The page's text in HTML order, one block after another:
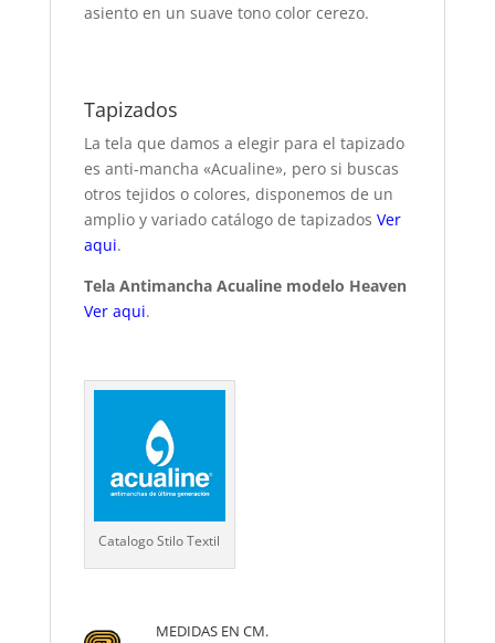
asiento en un suave tono color cerezo.
Tapizados
La tela que damos a elegir para el tapizado
es anti-mancha «Acualine», pero si buscas
otros tejidos o colores, disponemos de un
amplio y variado catálogo de tapizados Ver
aqui.
Tela Antimancha Acualine modelo Heaven
Ver aqui.
Catalogo Stilo Textil
MEDIDAS EN CM.